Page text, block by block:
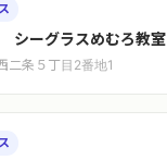
シーグラスめむろ教室
二条５丁目2番地1